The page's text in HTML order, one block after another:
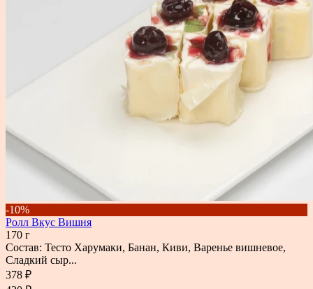
-10%
Ролл Вкус Вишня
170 г
Состав: Тесто Харумаки, Банан, Киви, Варенье вишневое,
Сладкий сыр...
378 ₽